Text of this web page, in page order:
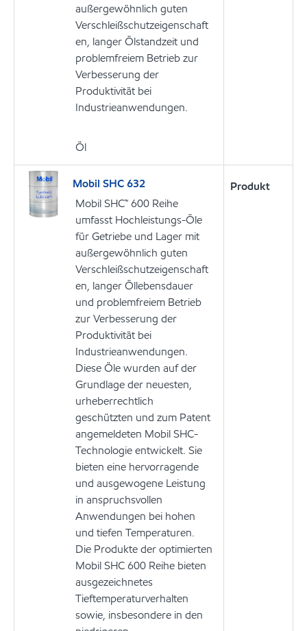
außergewöhnlich guten
Verschleißschutzeigenschaft
en, langer Ölstandzeit und
problemfreiem Betrieb zur
Verbesserung der
Produktivität bei
Industrieanwendungen.
Öl
Mobil SHC 632
Mobil SHC™ 600 Reihe
umfasst Hochleistungs-Öle
für Getriebe und Lager mit
außergewöhnlich guten
Verschleißschutzeigenschaft
en, langer Öllebensdauer
und problemfreiem Betrieb
zur Verbesserung der
Produktivität bei
Industrieanwendungen.
Diese Öle wurden auf der
Grundlage der neuesten,
urheberrechtlich
geschützten und zum Patent
angemeldeten Mobil SHC-
Technologie entwickelt. Sie
bieten eine hervorragende
und ausgewogene Leistung
in anspruchsvollen
Anwendungen bei hohen
und tiefen Temperaturen.
Die Produkte der optimierten
Mobil SHC 600 Reihe bieten
ausgezeichnetes
Tieftemperaturverhalten
sowie, insbesondere in den
Produkt